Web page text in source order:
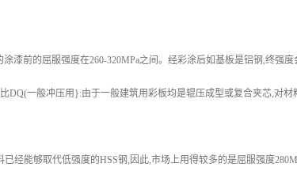
漆前的屈服强度在260-320MPa之间。经彩涂后如基板是铝钢,终强
DQ(一般冲压用}:由于一般建筑用彩板均是辊压成型或复合夹芯,对材
经能够取代低强度的HSS钢,因此,市场上用得较多的是屈服强度